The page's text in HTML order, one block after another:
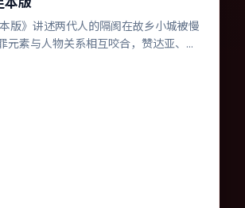
版》讲述两代人的隔阂在故乡小城被慢
元素与人物关系相互咬合，赞达亚、汤
。导演徐克善于在长镜头中积蓄张力，
，增强真实质感。